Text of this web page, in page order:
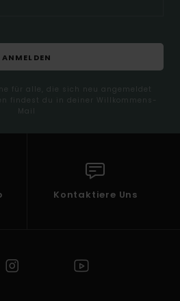
ANMELDEN
für alle, die sich neu angemeldet
findest du in deiner Willkommens-
Mail
Kontaktiere Uns